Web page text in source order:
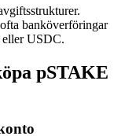
banköverföringar
eller USDC.
pSTAKE